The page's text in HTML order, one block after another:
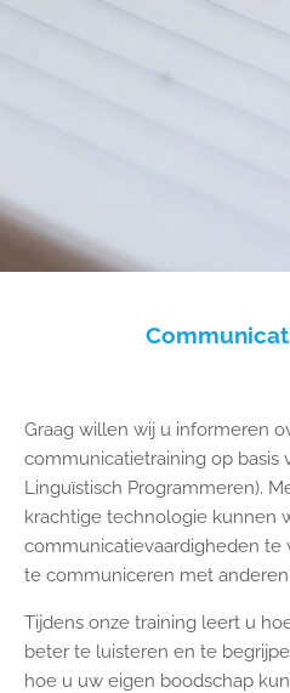
Graag willen wij u informeren
communicatietraining op basis
Linguïstisch Programmeren).
krachtige technologie kunnen
communicatievaardigheden
te communiceren met
Tijdens onze training leert u
beter te luisteren en te
hoe u uw eigen boodschap